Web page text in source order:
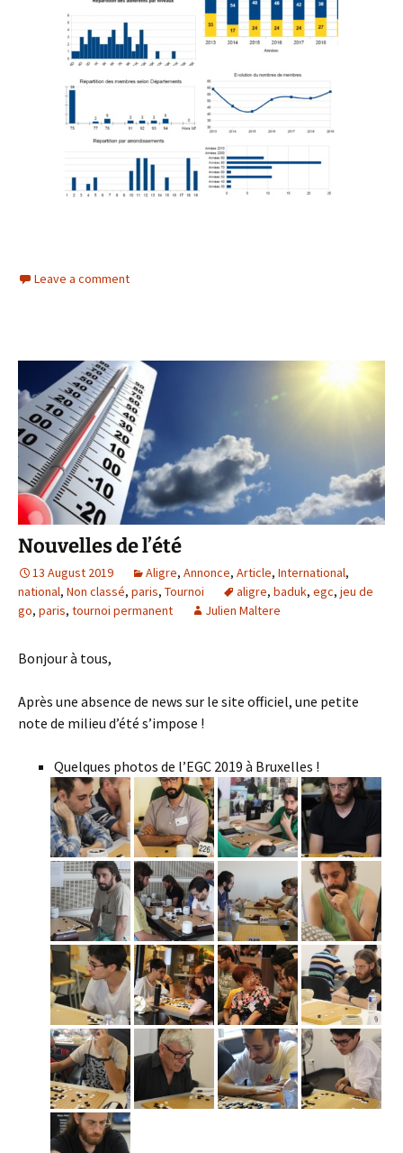
Leave a comment
Nouvelles de l’été
13 August 2019 Aligre, Annonce, Article, International,
national, Non classé, paris, Tournoi aligre, baduk, egc, jeu de
go, paris, tournoi permanent Julien Maltere
Bonjour à tous,
Après une absence de news sur le site officiel, une petite
note de milieu d’été s’impose !
Quelques photos de l’EGC 2019 à Bruxelles !